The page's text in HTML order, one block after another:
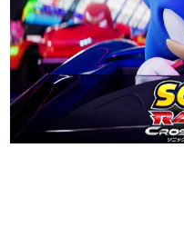
カテゴリ
特集記事
マンガ
女性向け